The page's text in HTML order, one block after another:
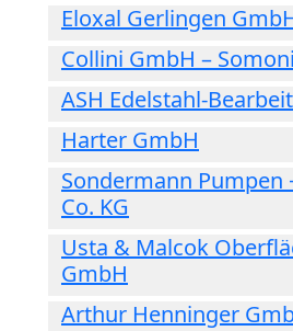
Eloxal Gerlingen
Collini GmbH –
ASH Edelstahl-
Harter GmbH
Sondermann Pumpen
Co. KG
Usta & Malcok
GmbH
Arthur Henninger